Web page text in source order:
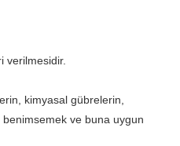
verilmesidir.
kimyasal gübrelerin,
benimsemek ve buna uygun